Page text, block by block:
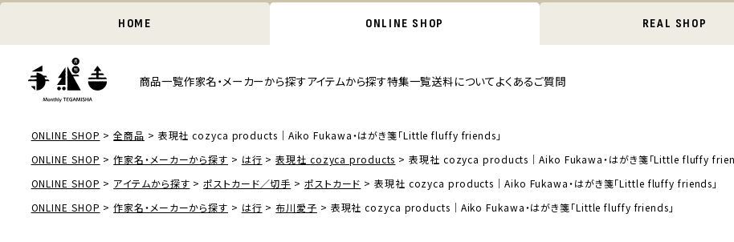
HOME ONLINE SHOP REAL SHOP
商品一覧作家名・メーカーから探すアイテムから探す特集一覧送料についてよくあるご質問
ONLINE SHOP 全商品
表現社 cozyca products｜Aiko Fukawa・はがき箋「Little fluffy friends」
ONLINE SHOP
作家名・メーカーから探す は行 表現社 cozyca products
表現社 cozyca products｜Aiko Fukawa・はがき箋「Little fluffy
ONLINE SHOP
アイテムから探す ポストカード／切手 ポストカード
表現社 cozyca products｜Aiko Fukawa・はがき箋「Little fluffy friends」
ONLINE SHOP
作家名・メーカーから探す は行 布川愛子 表現社 cozyca products｜Aiko Fukawa・はがき箋「Little fluffy friends」